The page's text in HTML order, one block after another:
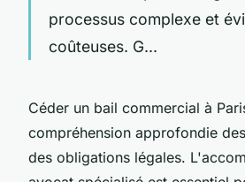
processus complexe et
coûteuses. G...
Céder un bail commercial à
compréhension approfondie
des obligations légales.